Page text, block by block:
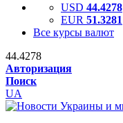
USD 44.4278
EUR 51.3281
Все курсы валют
44.4278
Авторизация
Поиск
UA